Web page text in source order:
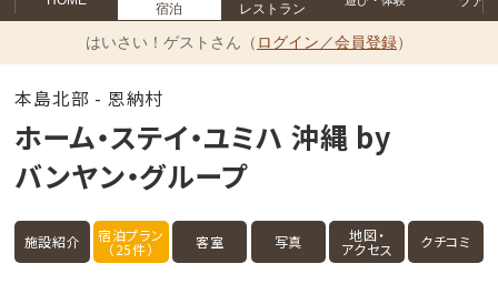
宿泊
レストラン
はいさい！ ゲストさん（ ログイン／会員登録）
本島北部 - 恩納村
ホーム・ステイ・ユミハ 沖縄 by
バンヤン・グループ
施設紹介 宿泊プラン
（25件） 客室 写真 地図・
アクセス クチコミ